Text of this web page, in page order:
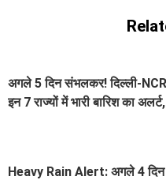
अगले 5 दिन संभलकर! दिल्ली-
इन 7 राज्यों में भारी बारिश का अलर्ट,
Heavy Rain Alert: अगले 4 दिन